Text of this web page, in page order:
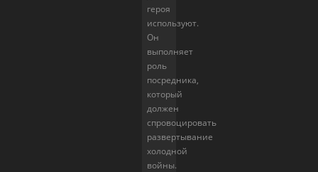
героя
используют.
Он
выполняет
роль
посредника,
который
должен
спровоцировать
развертывание
холодной
войны.